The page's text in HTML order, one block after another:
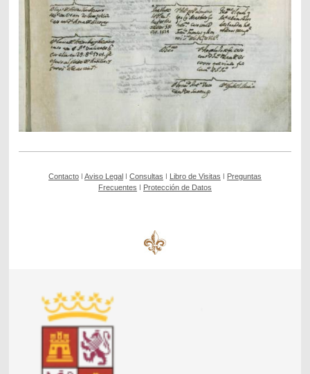
Contacto ǀ Aviso Legal ǀ Consultas ǀ Libro de Visitas ǀ Preguntas
Frecuentes ǀ Protección de Datos